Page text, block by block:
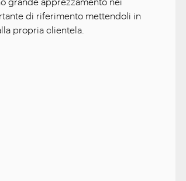
di riferimento mettendoli in
propria clientela.